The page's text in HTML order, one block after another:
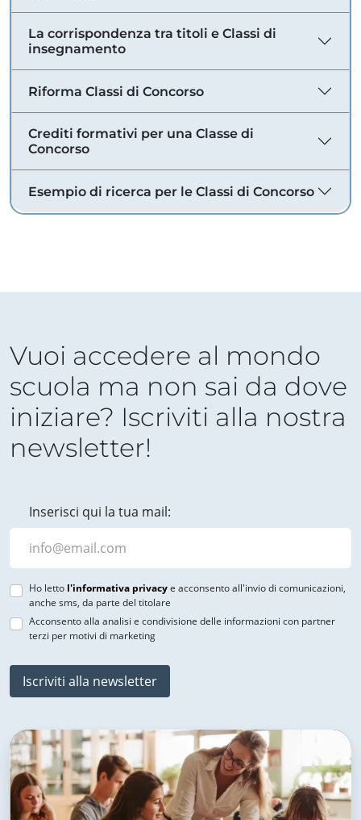
La corrispondenza tra titoli e Classi di
insegnamento
Riforma Classi di Concorso
Crediti formativi per una Classe di
Concorso
Esempio di ricerca per le Classi di Concorso
Vuoi accedere al mondo
scuola ma non sai da dove
iniziare? Iscriviti alla nostra
newsletter!
Inserisci qui la tua mail:
Ho letto l'informativa privacye acconsento all'invio di comunicazioni,
anche sms, da parte del titolare
Acconsento alla analisi e condivisione delle informazioni con partner
terzi per motivi di marketing
Iscriviti alla newsletter